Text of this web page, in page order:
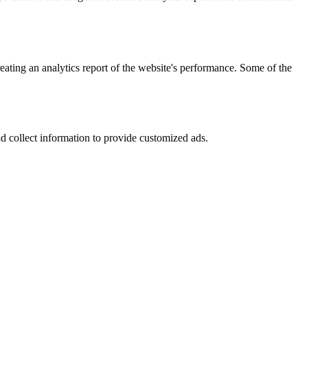
an analytics report of the website's performance. Some of the
collect information to provide customized ads.